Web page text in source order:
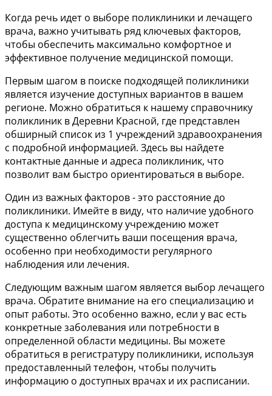
Когда речь идет о выборе поликлиники и лечащего
врача, важно учитывать ряд ключевых факторов,
чтобы обеспечить максимально комфортное и
эффективное получение медицинской помощи.
Первым шагом в поиске подходящей поликлиники
является изучение доступных вариантов в вашем
регионе. Можно обратиться к нашему справочнику
поликлиник в Деревни Красной, где представлен
обширный список из 1 учреждений здравоохранения
с подробной информацией. Здесь вы найдете
контактные данные и адреса поликлиник, что
позволит вам быстро ориентироваться в выборе.
Один из важных факторов - это расстояние до
поликлиники. Имейте в виду, что наличие удобного
доступа к медицинскому учреждению может
существенно облегчить ваши посещения врача,
особенно при необходимости регулярного
наблюдения или лечения.
Следующим важным шагом является выбор лечащего
врача. Обратите внимание на его специализацию и
опыт работы. Это особенно важно, если у вас есть
конкретные заболевания или потребности в
определенной области медицины. Вы можете
обратиться в регистратуру поликлиники, используя
предоставленный телефон, чтобы получить
информацию о доступных врачах и их расписании.